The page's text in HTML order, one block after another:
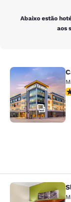
Abaixo estão
aos
Cambria
47
Sleep